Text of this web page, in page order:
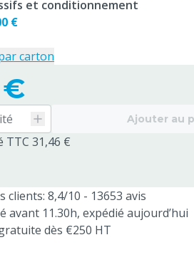
€
Ajouter au
TTC 31,46 €
et conditionnement
€
carton
clients: 8,4/10 - 13653 avis
avant 11.30h, expédié aujourd’hui
dès €250 HT